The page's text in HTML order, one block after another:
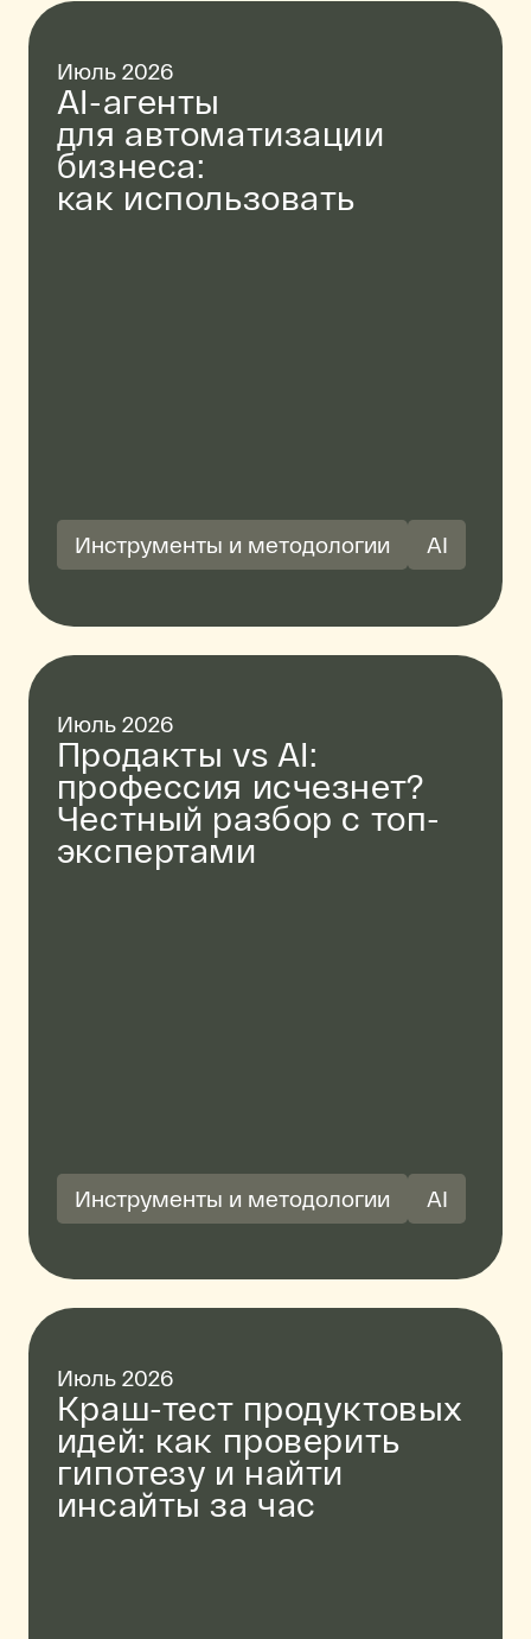
Июль 2026
AI-агенты
для автоматизации
бизнеса:
как использовать
Инструменты и методологии AI
Июль 2026
Продакты vs AI:
профессия исчезнет?
Честный разбор с топ-
экспертами
Инструменты и методологии AI
Июль 2026
Краш-тест продуктовых
идей: как проверить
гипотезу и найти
инсайты за час